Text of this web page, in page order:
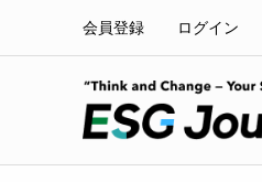
会員登録 ログイン